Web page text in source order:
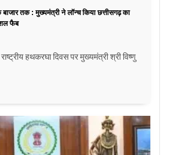
तक : मुख्यमंत्री ने लॉन्च किया छत्तीसगढ़ का
फैब
हथकरघा दिवस पर मुख्यमंत्री श्री विष्णु